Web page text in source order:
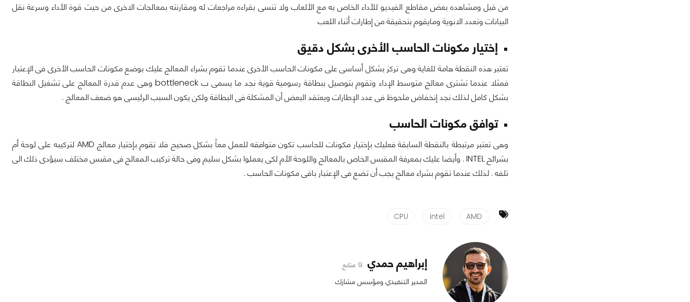
من قبل ومشاهده بعض مقاطع الفيديو للأداء الخاص به مع الألعاب ولا تنسى بقراءه مراجعات له ومقارنته بمعالجات الاخرى من حيث قوة الأداء وسرعة نقل
البيانات وتعدد الانوية ومايقوم بتحقيقة من إطارات أثناء اللعب
إختيار مكونات الحاسب الأخرى بشكل دقيق
تعتبر هذه النقطة هامة للغاية وهى تركز بشكل أساسى على مكونات الحاسب الأخرى عندما تقوم بشراء المعالج عليك بوضع مكونات الحاسب الأخرى فى الإعتبار
فمثلا عندما تشترى معالج متوسط الإداء وتقوم بتوصيل ببطاقة رسومية قوية نجد ما يسمى ب bottleneck وهى عدم قدرة المعالج على تشغيل البطاقة
بشكل كامل لذلك نجد إنخفاض ملحوظ فى عدد الإطارات ويعتقد البعض أن المشكلة فى البطاقة ولكن يكون السبب الرئيسى هو ضعف المعالج .
توافق مكونات الحاسب
وهى تعتبر مرتبطة بالنقطة السابقة فعليك بإختيار مكونات للحاسب تكون متوافقه للعمل معاً بشكل صحيح فلا تقوم بإختيار معالج AMD لتركيبه على لوحة أم
بشرائح INTEL . وأيضا عليك بمعرفة المقبس الخاص بالمعالج واللوحة الأم لكى يعملوا بشكل سليم وفى حالة تركيب المعالج فى مقبس مختلف سيؤدى ذلك الى
تلفه . لذلك عندما تقوم بشراء معالج يجب أن تضع فى الإعتبار باقى مكونات الحاسب .
AMD
intel
CPU
إبراهيم حمدي 9 متابع
المدير التنفيذي ومؤسس مشارك